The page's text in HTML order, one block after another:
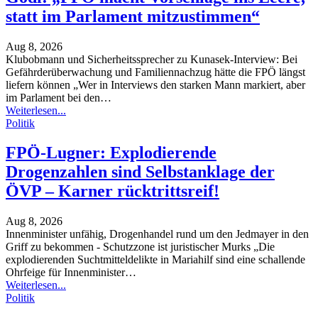
statt im Parlament mitzustimmen“
Aug 8, 2026
Klubobmann und Sicherheitssprecher zu Kunasek-Interview: Bei
Gefährderüberwachung und Familiennachzug hätte die FPÖ längst
liefern können „Wer in Interviews den starken Mann markiert, aber
im Parlament bei den…
Weiterlesen...
Politik
FPÖ-Lugner: Explodierende
Drogenzahlen sind Selbstanklage der
ÖVP – Karner rücktrittsreif!
Aug 8, 2026
Innenminister unfähig, Drogenhandel rund um den Jedmayer in den
Griff zu bekommen - Schutzzone ist juristischer Murks „Die
explodierenden Suchtmitteldelikte in Mariahilf sind eine schallende
Ohrfeige für Innenminister…
Weiterlesen...
Politik